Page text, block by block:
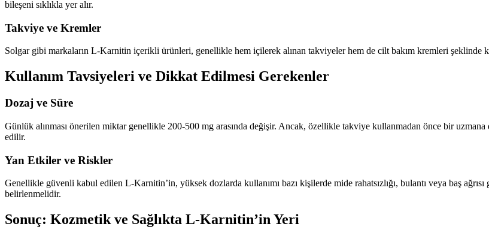
bileşeni sıklıkla yer alır.
Takviye ve Kremler
Solgar gibi markaların L-Karnitin içerikli ürünleri, genellikle hem içilerek alınan takviyeler hem de cilt bakım kremleri şeklinde
Kullanım Tavsiyeleri ve Dikkat Edilmesi Gerekenler
Dozaj ve Süre
Günlük alınması önerilen miktar genellikle 200-500 mg arasında değişir. Ancak, özellikle takviye kullanmadan önce bir
edilir.
Yan Etkiler ve Riskler
Genellikle güvenli kabul edilen L-Karnitin’in, yüksek dozlarda kullanımı bazı kişilerde mide rahatsızlığı, bulantı veya baş
belirlenmelidir.
Sonuç: Kozmetik ve Sağlıkta L-Karnitin’in Yeri